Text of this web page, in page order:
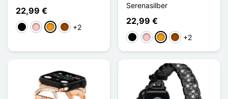
22,99 €
Schwarz
PinkOrangeBraun
+2
Serenasilber
22,99 €
Schwarz
PinkOrangeBraun
+2